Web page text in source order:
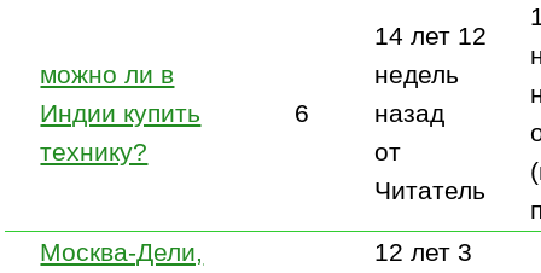
можно ли в
Индии купить
технику?
6
14 лет 12
недель
назад
от
Читатель
Москва-Дели,
12 лет 3